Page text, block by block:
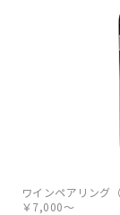
ワインペアリング
￥7,000〜